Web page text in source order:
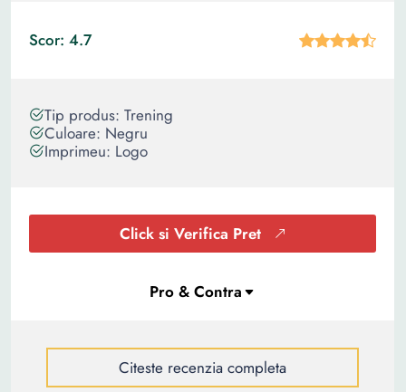
Scor: 4.7
Tip produs: Trening
Culoare: Negru
Imprimeu: Logo
Click si Verifica Pret
Citeste recenzia completa